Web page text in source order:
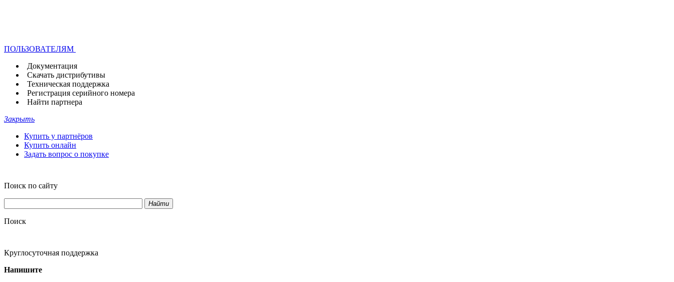
ПОЛЬЗОВАТЕЛЯМ
Документация
Скачать дистрибутивы
Техническая поддержка
Регистрация серийного номера
Найти партнера
Закрыть
Купить у партнёров
Купить онлайн
Задать вопрос о покупке
Поиск по сайту
Найти
Поиск
Круглосуточная поддержка
Напишите